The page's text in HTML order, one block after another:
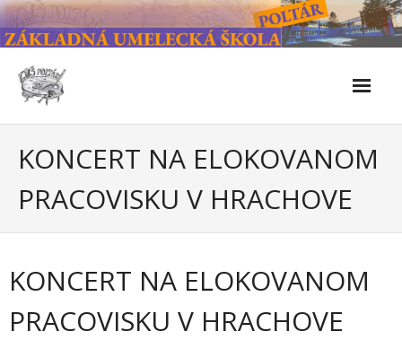
Skip
to
content
- Súčasnosť
- Naše úspechy od roku 2019 – do 2024
KONCERT NA ELOKOVANOM
PRACOVISKU V HRACHOVE
KONCERT NA ELOKOVANOM
PRACOVISKU V HRACHOVE